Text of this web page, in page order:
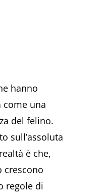
hanno
come una
del felino.
sull’assoluta
è che,
crescono
regole di